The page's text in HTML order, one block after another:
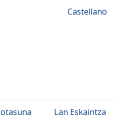
Castellano
Lan Eskaintza